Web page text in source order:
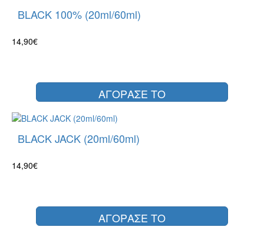
BLACK 100% (20ml/60ml)
14,90€
ΑΓΟΡΑΣΕ ΤΟ
BLACK JACK (20ml/60ml)
14,90€
ΑΓΟΡΑΣΕ ΤΟ